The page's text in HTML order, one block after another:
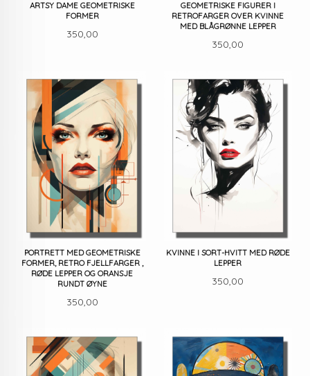
ARTSY DAME GEOMETRISKE
FORMER
Pris
350,00
GEOMETRISKE FIGURER I
RETROFARGER OVER KVINNE
MED BLÅGRØNNE LEPPER
Pris
350,00
PORTRETT MED GEOMETRISKE
FORMER, RETRO FJELLFARGER ,
RØDE LEPPER OG ORANSJE
RUNDT ØYNE
Pris
350,00
KVINNE I SORT-HVITT MED RØDE
LEPPER
Pris
350,00